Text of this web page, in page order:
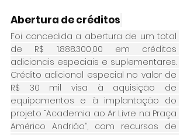
Abertura de créditos
Foi concedida a abertura de um total
de R$ 1.888.300,00 em créditos
adicionais especiais e suplementares.
Crédito adicional especial no valor de
R$ 30 mil visa à aquisição de
equipamentos e à implantação do
projeto “Academia ao Ar Livre na Praça
Américo Andrião”, com recursos de